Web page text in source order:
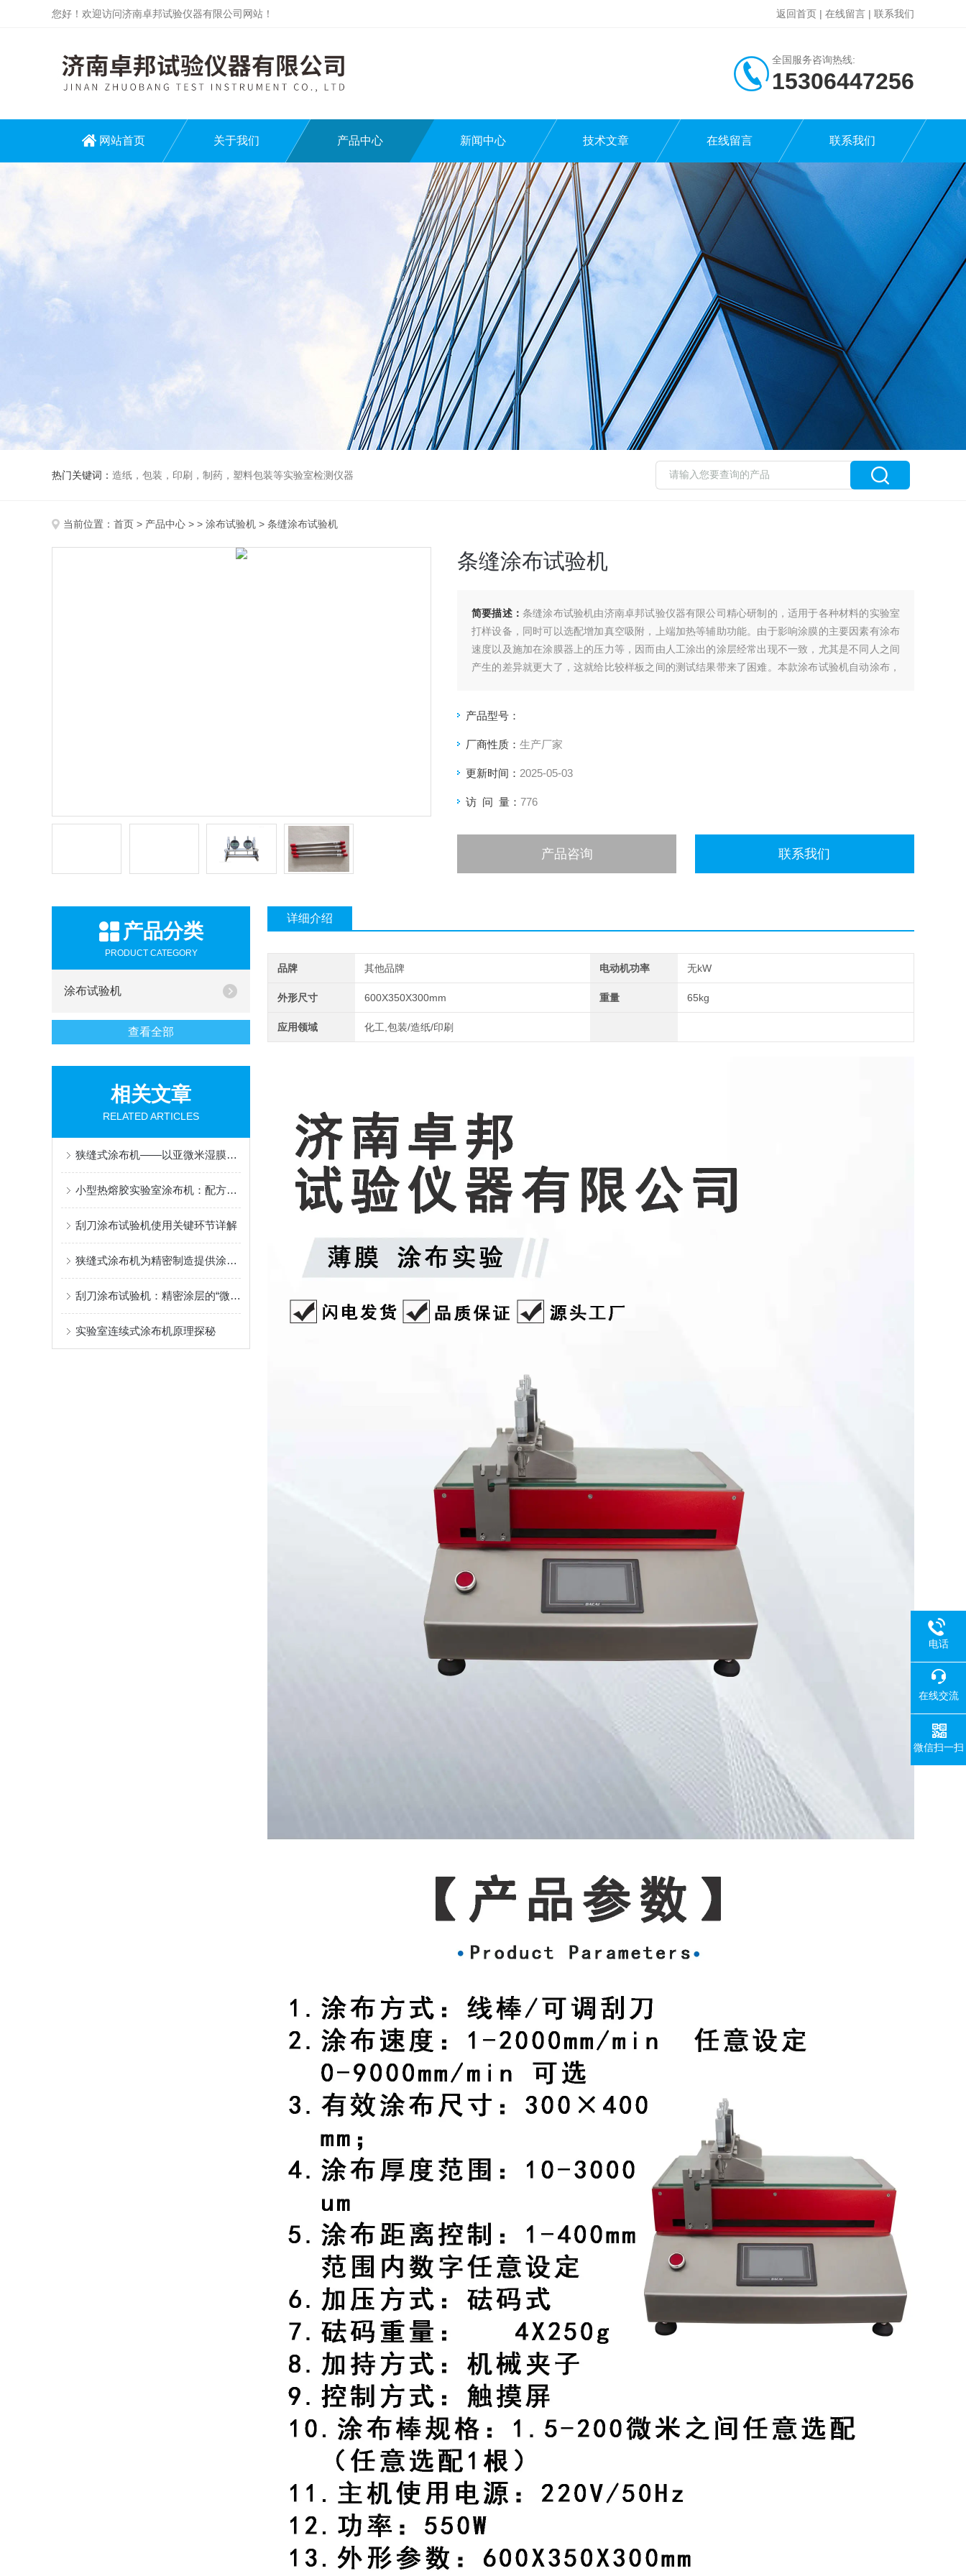
您好！欢迎访问济南卓邦试验仪器有限公司网站！ 返回首页 | 在线留言 | 联系我们
全国服务咨询热线:
15306447256
网站首页 关于我们 产品中心 新闻中心 技术文章 在线留言 联系我们
热门关键词： 造纸，包装，印刷，制药，塑料包装等实验室检测仪器
当前位置： 首页 > 产品中心 > > 涂布试验机 > 条缝涂布试验机
条缝涂布试验机
简要描述： 条缝涂布试验机由济南卓邦试验仪器有限公司精心研制的，适用于各种材料的实验室
打样设备，同时可以选配增加真空吸附，上端加热等辅助功能。由于影响涂膜的主要因素有涂布
速度以及施加在涂膜器上的压力等，因而由人工涂出的涂层经常出现不一致，尤其是不同人之间
产生的差异就更大了，这就给比较样板之间的测试结果带来了困难。本款涂布试验机自动涂布，
产品型号：
厂商性质： 生产厂家
更新时间： 2025-05-03
访 问 量： 776
产品咨询 联系我们
产品分类
PRODUCT CATEGORY
涂布试验机
查看全部
相关文章
RELATED ARTICLES
狭缝式涂布机——以亚微米湿膜均匀性，铺垫功能薄膜的性能基石
小型热熔胶实验室涂布机：配方筛选与样品制备的快捷工具
刮刀涂布试验机使用关键环节详解
狭缝式涂布机为精密制造提供涂覆解决方案
刮刀涂布试验机：精密涂层的“微米级裁缝”
实验室连续式涂布机原理探秘
详细介绍
品牌 其他品牌 电动机功率 无kW
外形尺寸 600X350X300mm 重量 65kg
应用领域 化工,包装/造纸/印刷
电话
在线交流
微信扫一扫